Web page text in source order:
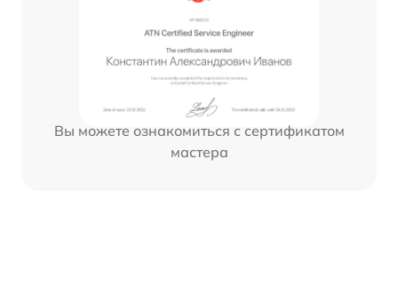
Вы можете ознакомиться с сертификатом
мастера